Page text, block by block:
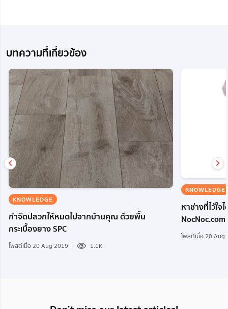
บทความที่เกี่ยวข้อง
KNOWLEDGE
กำจัดปลวกให้หมดไปจากบ้านคุณ ด้วยพื้น
กระเบื้องยาง SPC
โพสต์เมื่อ 20 Aug 2019 1.1K
KNOWLEDGE
หาช่างที่ไว้ใจ
NocNoc.com
โพสต์เมื่อ 20 Aug